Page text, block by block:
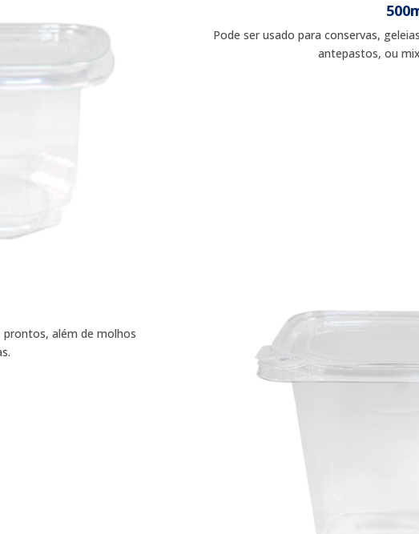
Pode ser usado para conservas,
antepastos, ou
prontos, além de molhos